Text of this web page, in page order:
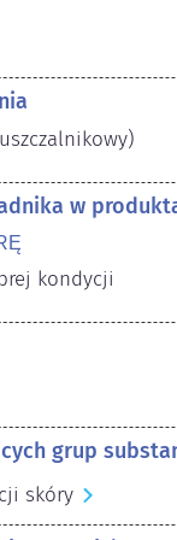
w
kondycji
grup
skóry